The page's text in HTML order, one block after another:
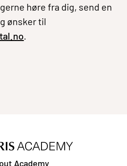
høre fra dig, send en
ønsker til
.
Academy